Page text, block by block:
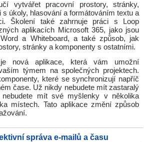
vytvářet pracovní prostory, stránky,
s úkoly, hlasování a formátováním textu a
Školení také zahrnuje práci s Loop
aplikacích Microsoft 365, jako jsou
a Whiteboard, a také způsob, jak
stránky a komponenty s ostatními.
nová aplikace, která vám umožní
týmem na společných projektech.
které se synchronizují napříč
čase. Už nikdy nebudete mít zastaralý
mít své myšlenky v několika
místech. Tato aplikace změní způsob
správa e-mailů a času